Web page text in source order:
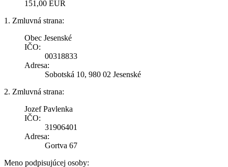
151,00 EUR
1. Zmluvná strana:
Obec Jesenské
IČO:
00318833
Adresa:
Sobotská 10, 980 02 Jesenské
2. Zmluvná strana:
Jozef Pavlenka
IČO:
31906401
Adresa:
Gortva 67
Meno podpisujúcej osoby: